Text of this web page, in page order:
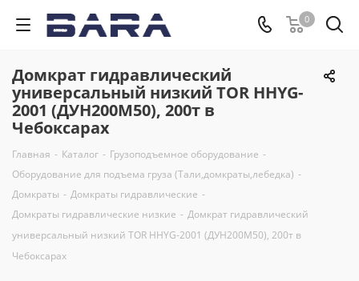
0
Домкрат гидравлический
универсальный низкий TOR HHYG-
2001 (ДУН200М50), 200т в
Чебоксарах
Главная - Каталог - Грузоподъемное оборудование -
Оборудование для подъема груза (Тали,домкраты,лебедка) -
Домкраты - Домкраты гидравлические -
Домкраты гидравлические низкие - Домкрат гидравлический
универсальный низкий TOR HHYG-2001 (ДУН200М50), 200т в
Чебоксарах